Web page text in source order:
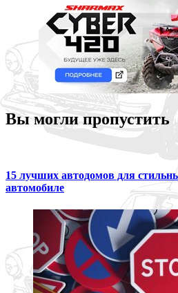
Вы могли пропустить
15 лучших автодомов для
автомобиле